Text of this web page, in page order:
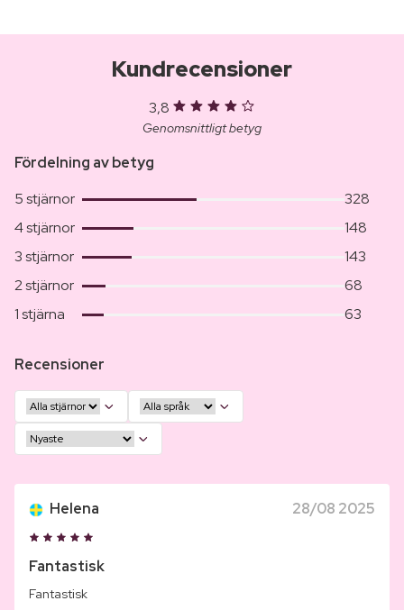
Kundrecensioner
3,8
Genomsnittligt betyg
Fördelning av betyg
5 stjärnor
328
4 stjärnor
148
3 stjärnor
143
2 stjärnor
68
1 stjärna
63
Recensioner
Helena 28/08 2025
Fantastisk
Fantastisk